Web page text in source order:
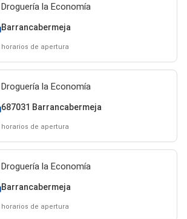
Droguería la Economía
Barrancabermeja
horarios de apertura
Droguería la Economía
687031 Barrancabermeja
horarios de apertura
Droguería la Economía
Barrancabermeja
horarios de apertura